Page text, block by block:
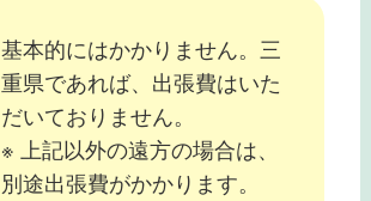
基本的にはかかりません。三
重県であれば、出張費はいた
だいておりません。
※ 上記以外の遠方の場合は、
別途出張費がかかります。